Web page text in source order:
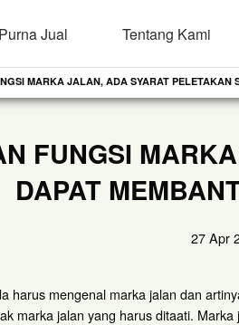
Purna Jual Tentang Kami
MARKA JALAN, ADA SYARAT
FUNGSI
DAPAT
27 Apr
harus mengenal marka jalan dan
marka jalan yang harus ditaati.